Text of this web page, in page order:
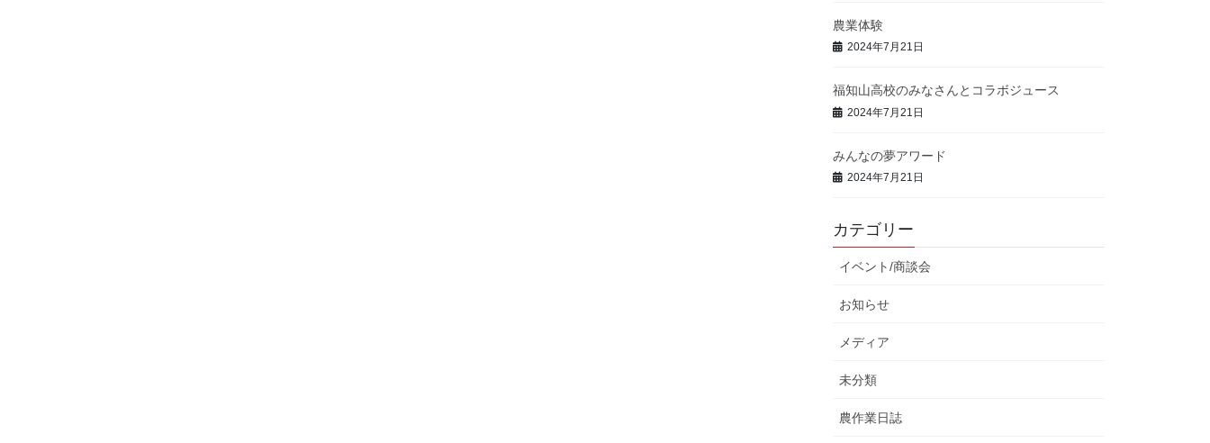
農業体験
2024年7月21日
福知山高校のみなさんとコラボジュース
2024年7月21日
みんなの夢アワード
2024年7月21日
カテゴリー
イベント/商談会
お知らせ
メディア
未分類
農作業日誌